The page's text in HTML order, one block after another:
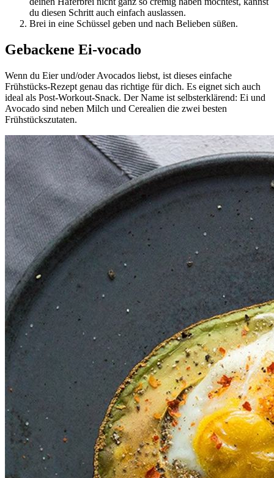
du diesen Schritt auch einfach auslassen.
Brei in eine Schüssel geben und nach Belieben süßen.
Gebackene Ei-vocado
Wenn du Eier und/oder Avocados liebst, ist dieses einfache
Frühstücks-Rezept genau das richtige für dich. Es eignet sich auch
ideal als Post-Workout-Snack. Der Name ist selbsterklärend: Ei und
Avocado sind neben Milch und Cerealien die zwei besten
Frühstückszutaten.